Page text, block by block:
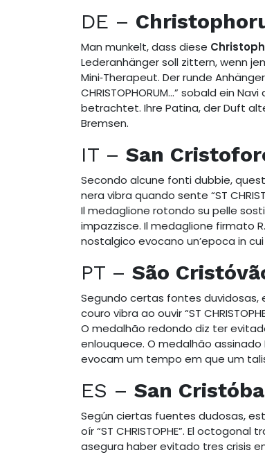
DE –
Man munkelt, dass diese
Lederanhänger soll zittern, wenn
Mini‑Therapeut. Der runde
CHRISTOPHORUM…” sobald ein
betrachtet. Ihre Patina, der Duft
Bremsen.
IT – San
Secondo alcune fonti dubbie,
nera vibra quando sente “ST
Il medaglione rotondo su pelle
impazzisce. Il medaglione firmato
nostalgico evocano un’epoca in
PT – São
Segundo certas fontes duvidosas,
couro vibra ao ouvir “ST
O medalhão redondo diz ter
enlouquece. O medalhão
evocam um tempo em que um
ES – San
Según ciertas fuentes dudosas,
oír “ST CHRISTOPHE”. El
asegura haber evitado tres crisis en